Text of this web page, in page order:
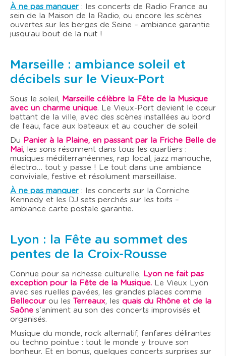
À ne pas manquer : les concerts de Radio France au
sein de la Maison de la Radio, ou encore les scènes
ouvertes sur les berges de Seine – ambiance garantie
jusqu’au bout de la nuit !
Marseille : ambiance soleil et
décibels sur le Vieux-Port
Sous le soleil, Marseille célèbre la Fête de la Musique
avec un charme unique. Le Vieux-Port devient le cœur
battant de la ville, avec des scènes installées au bord
de l’eau, face aux bateaux et au coucher de soleil.
Du Panier à la Plaine, en passant par la Friche Belle de
Mai, les sons résonnent dans tous les quartiers :
musiques méditerranéennes, rap local, jazz manouche,
électro… tout y passe ! Le tout dans une ambiance
conviviale, festive et résolument marseillaise.
À ne pas manquer : les concerts sur la Corniche
Kennedy et les DJ sets perchés sur les toits –
ambiance carte postale garantie.
Lyon : la Fête au sommet des
pentes de la Croix-Rousse
Connue pour sa richesse culturelle, Lyon ne fait pas
exception pour la Fête de la Musique. Le Vieux Lyon
avec ses ruelles pavées, les grandes places comme
Bellecour ou les Terreaux, les quais du Rhône et de la
Saône s'animent au son des concerts improvisés et
organisés.
Musique du monde, rock alternatif, fanfares délirantes
ou techno pointue : tout le monde y trouve son
bonheur. Et en bonus, quelques concerts surprises sur